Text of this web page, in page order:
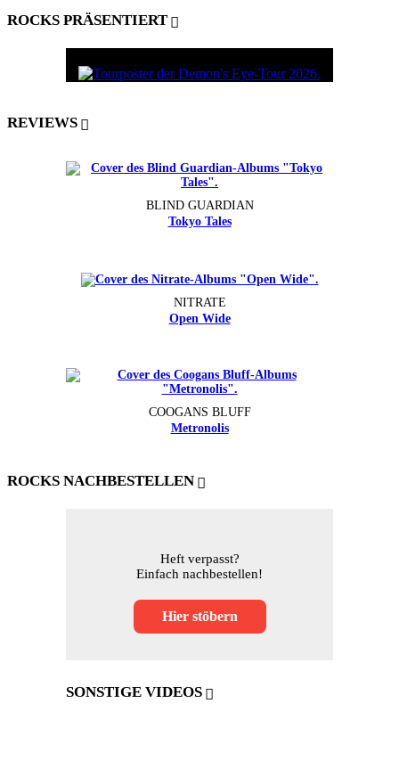
ROCKS PRÄSENTIERT
REVIEWS
BLIND GUARDIAN
Tokyo Tales
NITRATE
Open Wide
COOGANS BLUFF
Metronolis
ROCKS NACHBESTELLEN
Heft verpasst?
Einfach nachbestellen!
Hier stöbern
SONSTIGE VIDEOS